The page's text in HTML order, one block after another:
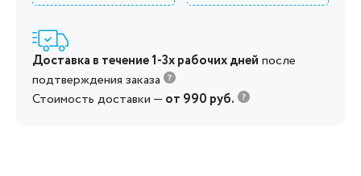
Доставка в течение 1-3х рабочих дней после
подтверждения заказа
Стоимость доставки — от 990 руб.